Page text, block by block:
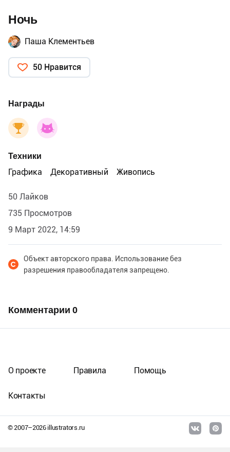
Ночь
Паша Клементьев
50 Нравится
Награды
Техники
Графика
Декоративный Живопись
50 Лайков
735 Просмотров
9 Март 2022, 14:59
Объект авторского права. Использование без
разрешения правообладателя запрещено.
Комментарии 0
© 2007–2026illustrators.ru
О проекте Правила Помощь
Контакты